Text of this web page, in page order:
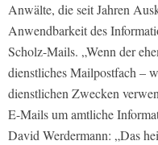
Anwälte, die seit Jahren
Anwendbarkeit des
Scholz-Mails. „Wenn der
dienstliches Mailpostfach –
dienstlichen Zwecken
E-Mails um amtliche
David Werdermann: „Das